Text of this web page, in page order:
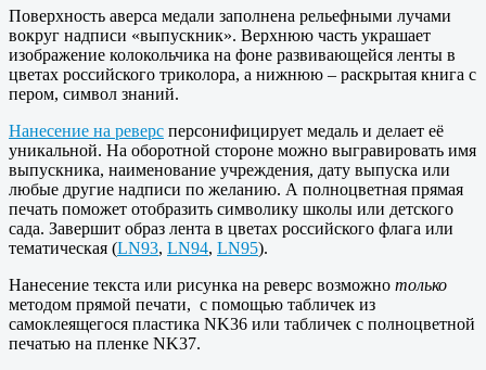
Поверхность аверса медали заполнена рельефными лучами
вокруг надписи «выпускник». Верхнюю часть украшает
изображение колокольчика на фоне развивающейся ленты в
цветах российского триколора, а нижнюю – раскрытая книга с
пером, символ знаний.
Нанесение на реверс персонифицирует медаль и делает её
уникальной. На оборотной стороне можно выгравировать имя
выпускника, наименование учреждения, дату выпуска или
любые другие надписи по желанию. А полноцветная прямая
печать поможет отобразить символику школы или детского
сада. Завершит образ лента в цветах российского флага или
тематическая (LN93, LN94, LN95).
Нанесение текста или рисунка на реверс возможно только
методом прямой печати, с помощью табличек из
самоклеящегося пластика NK36 или табличек с полноцветной
печатью на пленке NK37.